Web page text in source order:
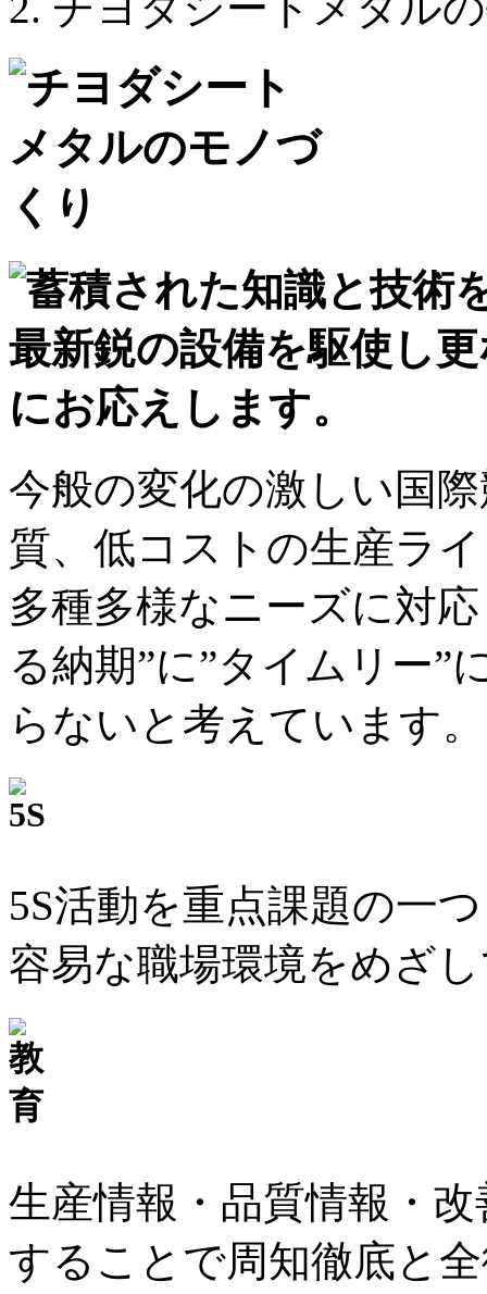
今般の変化の激しい国
質、低コストの生産ラ
多種多様なニーズに対
る納期”に”タイムリー”
らないと考えています。
5S活動を重点課題の一
容易な職場環境をめざ
生産情報・品質情報・
することで周知徹底と